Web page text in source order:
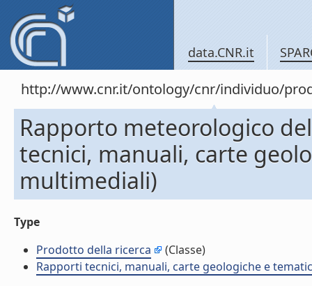
data.CNR.it
http://www.cnr.it/ontology/cnr/individuo/
Rapporto meteorologico
tecnici, manuali, carte
multimediali)
Type
Prodotto della ricerca
(Classe)
Rapporti tecnici, manuali, carte geologiche e